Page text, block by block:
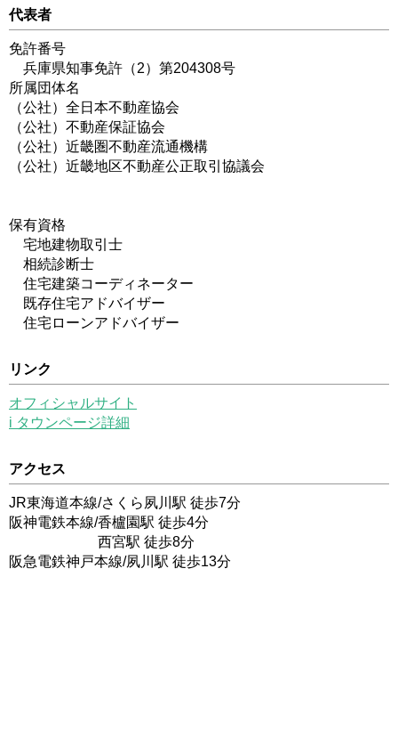
代表者
免許番号
兵庫県知事免許（2）第204308号
所属団体名
（公社）全日本不動産協会
（公社）不動産保証協会
（公社）近畿圏不動産流通機構
（公社）近畿地区不動産公正取引協議会
保有資格
宅地建物取引士
相続診断士
住宅建築コーディネーター
既存住宅アドバイザー
住宅ローンアドバイザー
リンク
オフィシャルサイト
i タウンページ詳細
アクセス
JR東海道本線/さくら夙川駅 徒歩7分
阪神電鉄本線/香櫨園駅 徒歩4分
西宮駅 徒歩8分
阪急電鉄神戸本線/夙川駅 徒歩13分